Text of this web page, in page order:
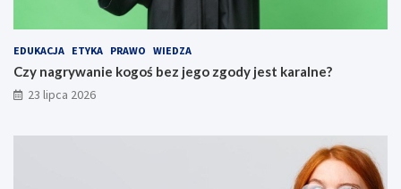
EDUKACJA ETYKA PRAWO WIEDZA
Czy nagrywanie kogoś bez jego zgody jest karalne?
23 lipca 2026